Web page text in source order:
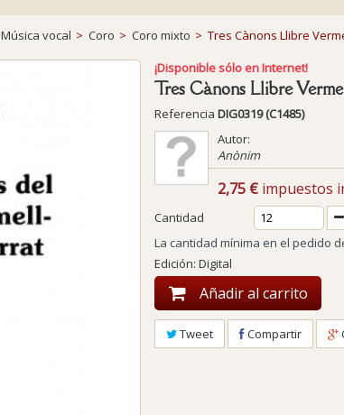
Música vocal > Coro > Coro mixto > Tres Cànons Llibre
¡Disponible sólo en Internet!
Tres Cànons Llibre
Referencia DIG0319 (C1485)
Autor:
Anònim
2,75 € impuestos
Cantidad
La cantidad mínima en el pedido
Edición: Digital
Añadir al carrito
Tweet Compartir